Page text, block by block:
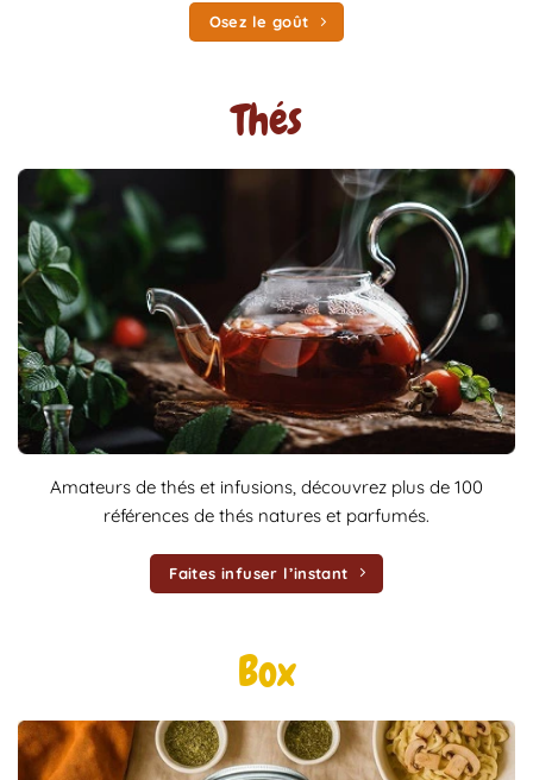
Osez le goût
Thés
Amateurs de thés et infusions, découvrez plus de 100
références de thés natures et parfumés.
Faites infuser l’instant
Box